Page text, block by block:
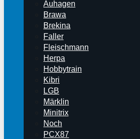
Auhagen
Brawa
Brekina
Faller
Fleischmann
Herpa
Hobbytrain
Kibri
LGB
Märklin
Minitrix
Noch
PCX87